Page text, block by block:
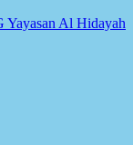
Yayasan Al Hidayah